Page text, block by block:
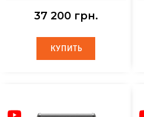
37 200 грн.
КУПИТЬ
КУПИТЬ